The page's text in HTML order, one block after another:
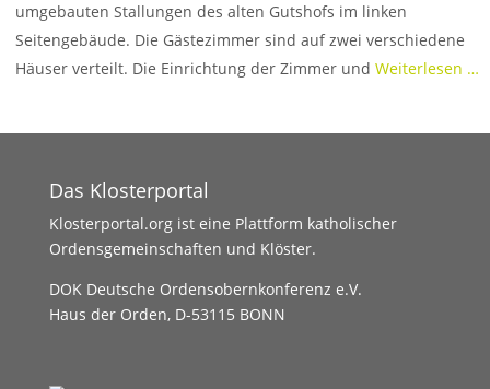
umgebauten Stallungen des alten Gutshofs im linken
Seitengebäude. Die Gästezimmer sind auf zwei verschiedene
Häuser verteilt. Die Einrichtung der Zimmer und Weiterlesen …
Das Klosterportal
Klosterportal.org ist eine Plattform katholischer
Ordensgemeinschaften und Klöster.
DOK Deutsche Ordensobernkonferenz e.V.
Haus der Orden, D-53115 BONN